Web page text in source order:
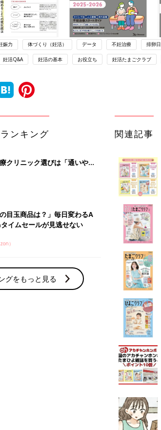
娠力 体づくり（妊活） データ 不妊治療 排卵日
妊活Q&A 妊活の基本 お役立ち 妊活たまごクラブ
ンキング
クリニック選びは「通いやす
切！選び方、重要3カ条っ
の目玉商品は？」毎日変わるA
イムセールが見逃せない
）
グをもっと見る
関連記事